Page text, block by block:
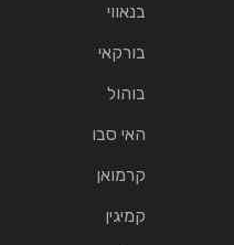
בנאווי
בורקאי
בוהול
האי סבו
קרמואן
קמיגין